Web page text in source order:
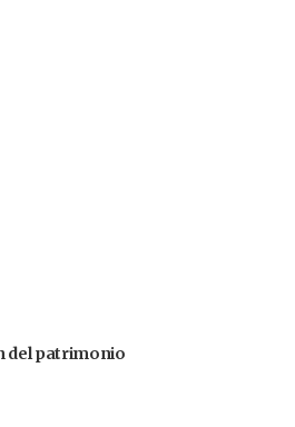
del patrimonio